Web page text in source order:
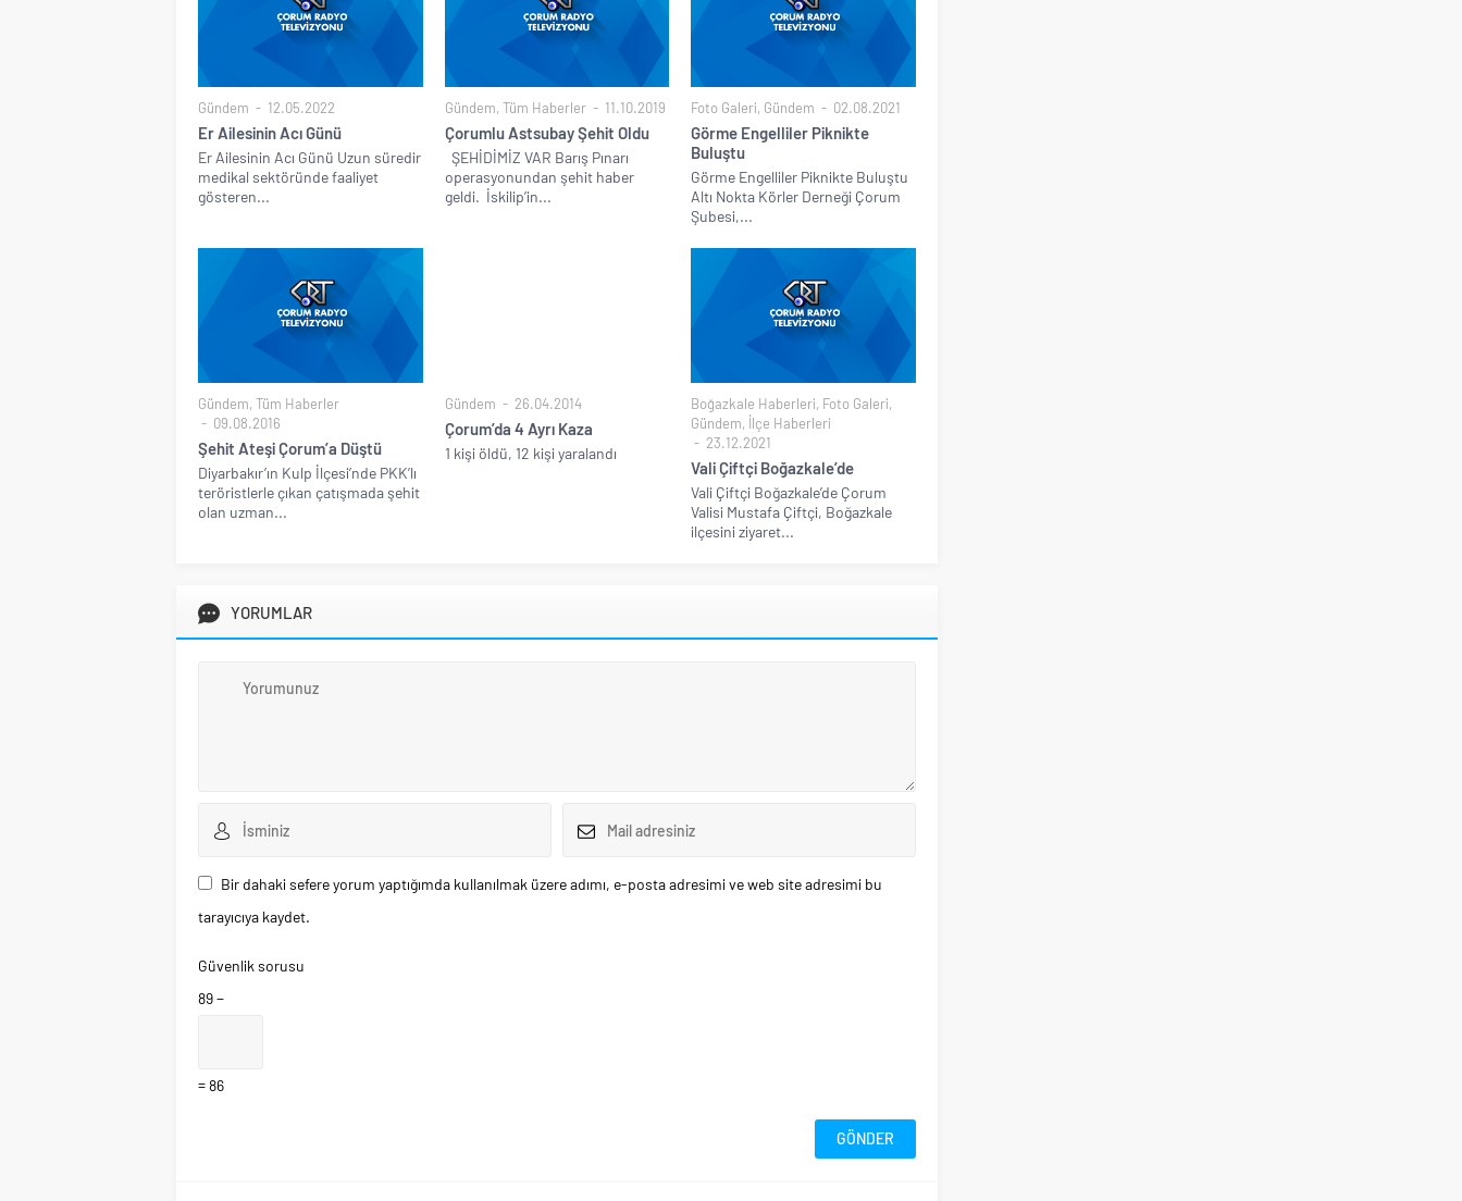
Gündem 12.05.2022
Er Ailesinin Acı Günü
Er Ailesinin Acı Günü Uzun süredir
medikal sektöründe faaliyet
gösteren...
Gündem, Tüm Haberler 11.10.2019
Çorumlu Astsubay Şehit Oldu
ŞEHİDİMİZ VAR Barış Pınarı
operasyonundan şehit haber
geldi. İskilip’in...
Foto Galeri, Gündem 02.08.2021
Görme Engelliler Piknikte
Buluştu
Görme Engelliler Piknikte Buluştu
Altı Nokta Körler Derneği Çorum
Şubesi,...
Gündem, Tüm Haberler
09.08.2016
Şehit Ateşi Çorum’a Düştü
Diyarbakır’ın Kulp İlçesi’nde PKK’lı
teröristlerle çıkan çatışmada şehit
olan uzman...
Gündem 26.04.2014
Çorum’da 4 Ayrı Kaza
1 kişi öldü, 12 kişi yaralandı
Boğazkale Haberleri, Foto Galeri,
Gündem, İlçe Haberleri
23.12.2021
Vali Çiftçi Boğazkale’de
Vali Çiftçi Boğazkale’de Çorum
Valisi Mustafa Çiftçi, Boğazkale
ilçesini ziyaret...
YORUMLAR
Bir dahaki sefere yorum yaptığımda kullanılmak üzere adımı, e-posta adresimi ve web site adresimi bu
tarayıcıya kaydet.
Güvenlik sorusu
89 −
= 86